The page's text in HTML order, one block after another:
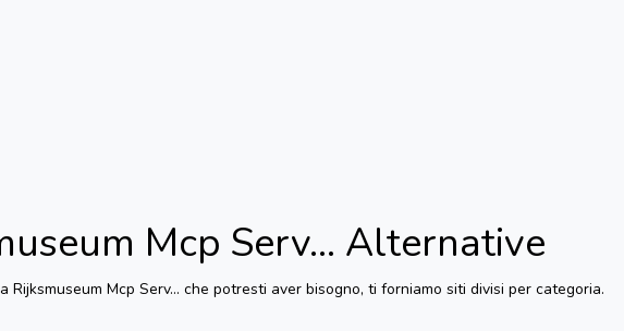
Mcp Serv... Alternative
Rijksmuseum Mcp Serv... che potresti aver bisogno, ti forniamo siti divisi per categoria.